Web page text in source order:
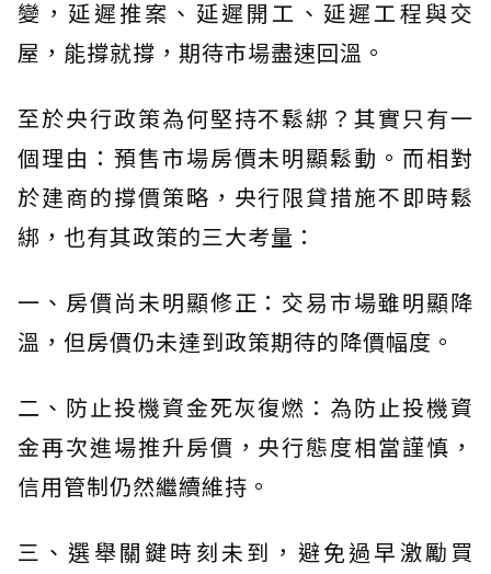
變，延遲推案、延遲開工、延遲工程與交
屋，能撐就撐，期待市場盡速回溫。
至於央行政策為何堅持不鬆綁？其實只有一
個理由：預售市場房價未明顯鬆動。而相對
於建商的撐價策略，央行限貸措施不即時鬆
綁，也有其政策的三大考量：
一、房價尚未明顯修正：交易市場雖明顯降
溫，但房價仍未達到政策期待的降價幅度。
二、防止投機資金死灰復燃：為防止投機資
金再次進場推升房價，央行態度相當𧫴慎，
信用管制仍然繼續維持。
三、選舉關鍵時刻未到，避免過早激勵買